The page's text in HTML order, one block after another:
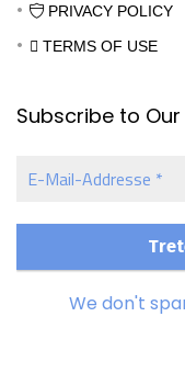
PRIVACY POLICY
TERMS OF USE
Subscribe to
Mail-
*
We don't